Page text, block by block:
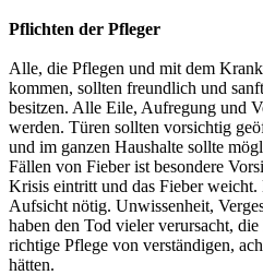
Pflichten der Pfleger
Alle, die Pflegen und mit dem
kommen, sollten freundlich und
besitzen. Alle Eile, Aufregung und
werden. Türen sollten vorsichtig
und im ganzen Haushalte sollte
Fällen von Fieber ist besondere
Krisis eintritt und das Fieber weicht.
Aufsicht nötig. Unwissenheit,
haben den Tod vieler verursacht,
richtige Pflege von verständigen,
hätten.